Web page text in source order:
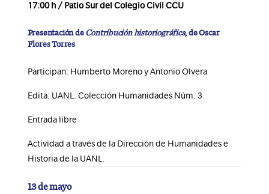
17:00 h / Patio Sur del Colegio Civil CCU
Presentación deContribución historiográfica, de Oscar
Flores Torres
Participan: Humberto Moreno y Antonio Olvera
Edita: UANL. Colección Humanidades Núm. 3.
Entrada libre
Actividad a través de la Dirección de Humanidades e
Historia de la UANL.
13 de mayo